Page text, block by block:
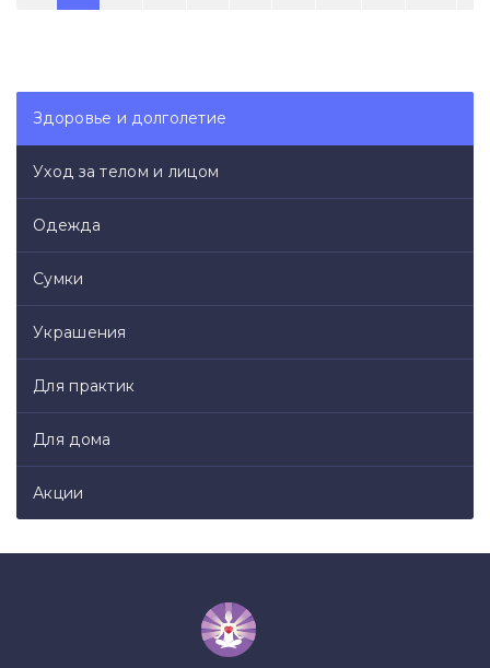
Здоровье и долголетие
Уход за телом и лицом
Одежда
Сумки
Украшения
Для практик
Для дома
Акции